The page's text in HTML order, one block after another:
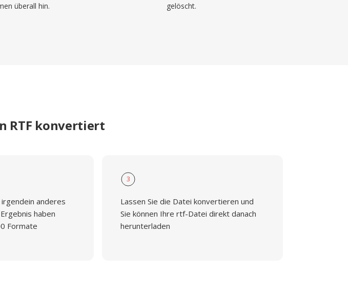
überall hin.
gelöscht.
RTF konvertiert
anderes
haben
Formate
3
Lassen Sie die Datei konvertieren und
Sie können Ihre rtf-Datei direkt danach
herunterladen